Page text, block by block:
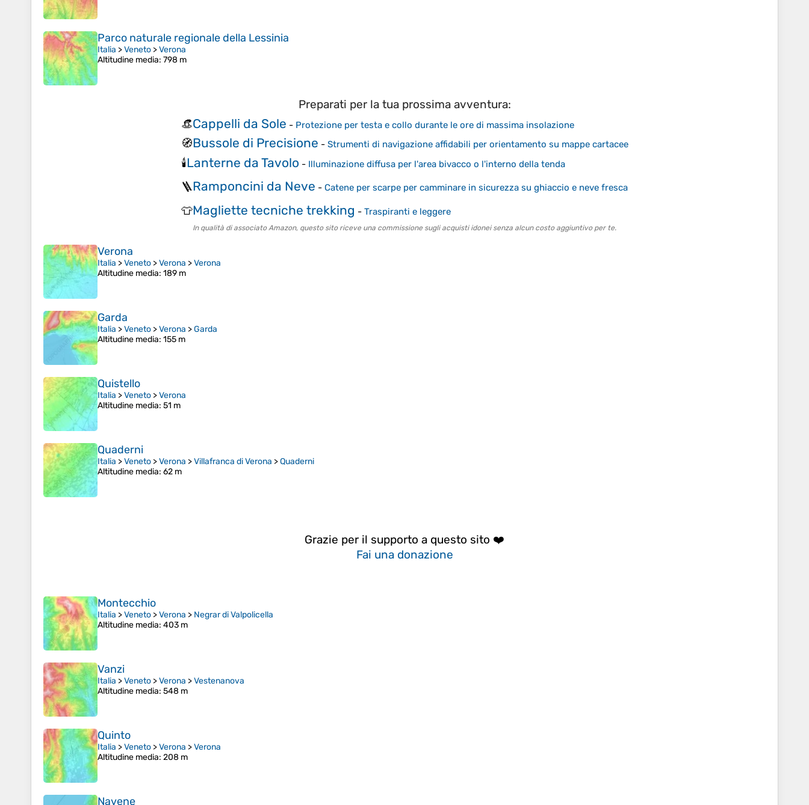
Parco naturale regionale della Lessinia
Italia >Veneto >Verona
Altitudine media: 798 m
Preparati per la tua prossima avventura:
👒Cappelli da Sole - Protezione per testa e collo durante le ore di massima insolazione
🧭Bussole di Precisione - Strumenti di navigazione affidabili per orientamento su mappe cartacee
🕯️Lanterne da Tavolo - Illuminazione diffusa per l'area bivacco o l'interno della tenda
🪜Ramponcini da Neve - Catene per scarpe per camminare in sicurezza su ghiaccio e neve fresca
👕Magliette tecniche trekking - Traspiranti e leggere
In qualità di associato Amazon, questo sito riceve una commissione sugli acquisti idonei senza alcun costo aggiuntivo per te.
Verona
Italia >Veneto >Verona >Verona
Altitudine media: 189 m
Garda
Italia >Veneto >Verona >Garda
Altitudine media: 155 m
Quistello
Italia >Veneto >Verona
Altitudine media: 51 m
Quaderni
Italia >Veneto >Verona >Villafranca di Verona >Quaderni
Altitudine media: 62 m
Grazie per il supporto a questo sito ❤️
Fai una donazione
Montecchio
Italia >Veneto >Verona > Negrar di Valpolicella
Altitudine media: 403 m
Vanzi
Italia >Veneto >Verona >Vestenanova
Altitudine media: 548 m
Quinto
Italia >Veneto >Verona >Verona
Altitudine media: 208 m
Navene